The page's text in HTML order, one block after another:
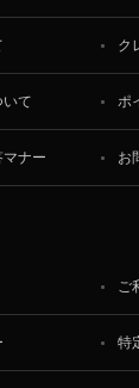
ク
て ポ
ナー お
ご
特